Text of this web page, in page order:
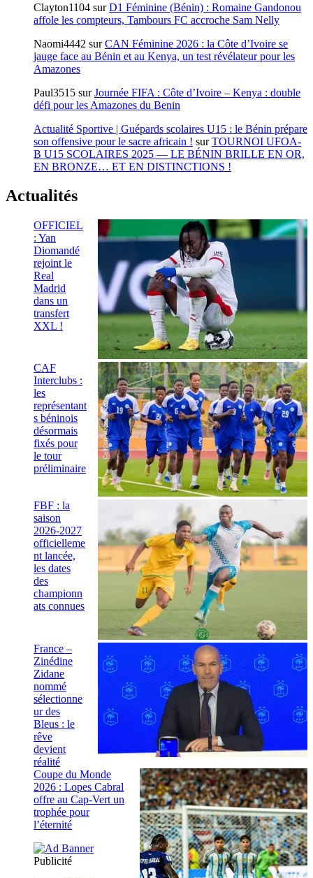
Clayton1104 surD1 Féminine (Bénin) : Romaine Gandonou
affole les compteurs, Tambours FC accroche Sam Nelly
Naomi4442 surCAN Féminine 2026 : la Côte d’Ivoire se
jauge face au Bénin et au Kenya, un test révélateur pour les
Amazones
Paul3515 surJournée FIFA : Côte d’Ivoire – Kenya : double
défi pour les Amazones du Benin
Actualité Sportive | Guépards scolaires U15 : le Bénin prépare
son offensive pour le sacre africain ! surTOURNOI UFOA-
B U15 SCOLAIRES 2025 — LE BÉNIN BRILLE EN OR,
EN BRONZE… ET EN DISTINCTIONS !
Actualités
OFFICIEL
: Yan
Diomandé
rejoint le
Real
Madrid
dans un
transfert
XXL !
CAF
Interclubs :
les
représentant
s béninois
désormais
fixés pour
le tour
préliminaire
FBF : la
saison
2026-2027
officielleme
nt lancée,
les dates
des
championn
ats connues
France –
Zinédine
Zidane
nommé
sélectionne
ur des
Bleus : le
rêve
devient
réalité
Coupe du Monde
2026 : Lopes Cabral
offre au Cap-Vert un
trophée pour
l’éternité
Publicité